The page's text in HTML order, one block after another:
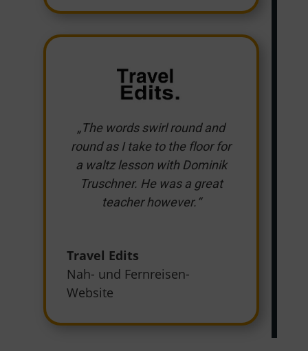
„The words swirl round and
round as I take to the floor for
a waltz lesson with Dominik
Truschner. He was a great
teacher however.“
Travel Edits
Nah- und Fernreisen-
Website